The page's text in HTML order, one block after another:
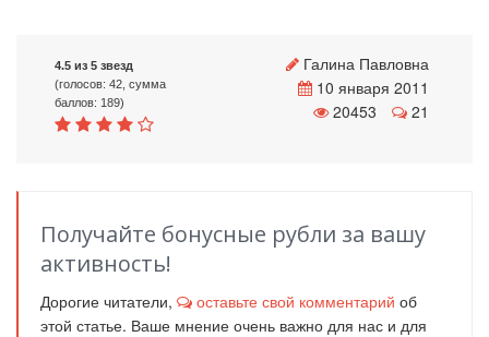
4.5 из 5 звезд
(голосов: 42, сумма
баллов: 189)
Галина Павловна
10 января 2011
20453
21
Получайте бонусные рубли за вашу
активность!
Дорогие читатели, оставьте свой комментарий об
этой статье. Ваше мнение очень важно для нас и для